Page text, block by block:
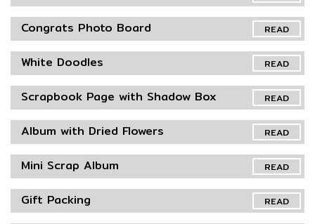
READ
Congrats Photo Board
READ
White Doodles
READ
Scrapbook Page with Shadow Box
READ
Album with Dried Flowers
READ
Mini Scrap Album
READ
Gift Packing